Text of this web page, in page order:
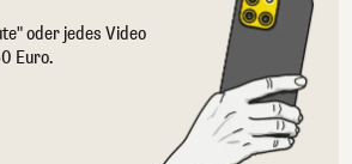
oder jedes Video
Euro.